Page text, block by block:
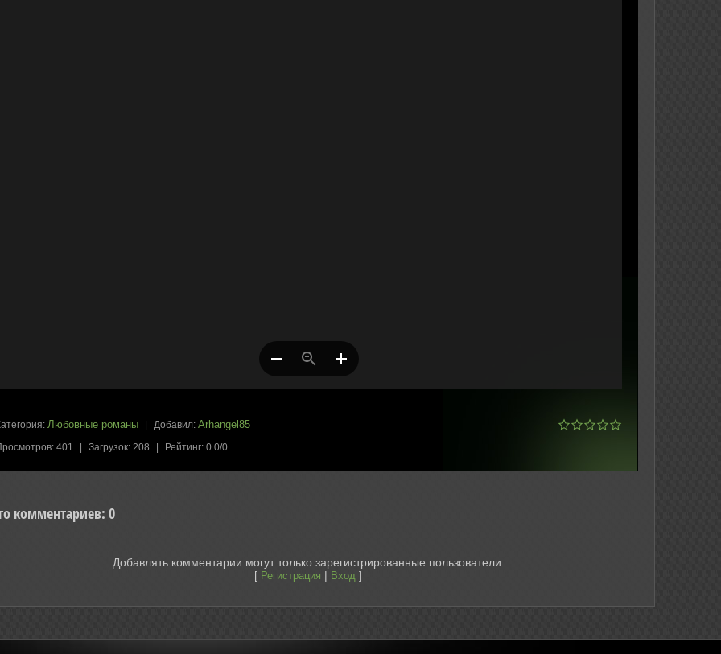
: Любовные романы Добавил: Arhangel85
: 401 Загрузок: 208 Рейтинг: 0.0/0
комментариев: 0
Добавлять комментарии могут только зарегистрированные пользователи.
[ Регистрация | Вход ]